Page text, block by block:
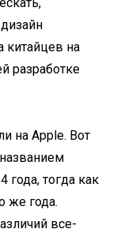
китайцев на
разработке
на Apple. Вот
года, тогда как
же года.
все-